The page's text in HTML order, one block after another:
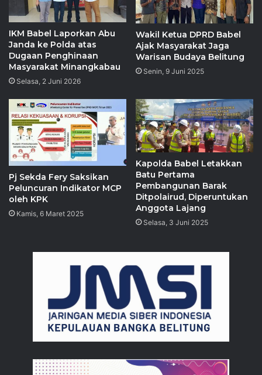
IKM Babel Laporkan Abu
Janda ke Polda atas
Dugaan Penghinaan
Masyarakat Minangkabau
Selasa, 2 Juni 2026
Wakil Ketua DPRD Babel
Ajak Masyarakat Jaga
Warisan Budaya Belitung
Senin, 9 Juni 2025
Pj Sekda Fery Saksikan
Peluncuran Indikator MCP
oleh KPK
Kamis, 6 Maret 2025
‎Kapolda Babel Letakkan
Batu Pertama
Pembangunan Barak
Ditpolairud, Diperuntukan
Anggota Lajang
Selasa, 3 Juni 2025